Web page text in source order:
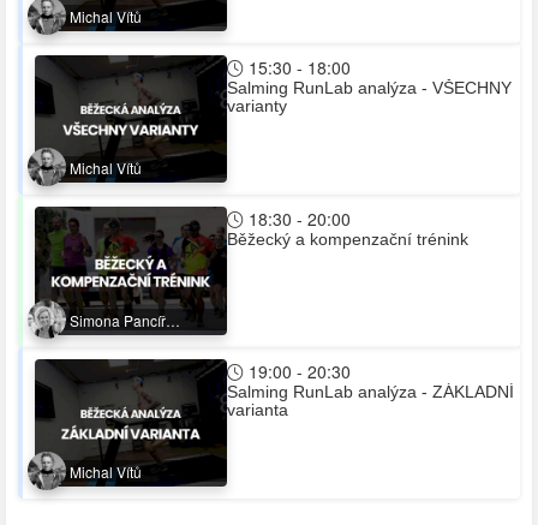
Michal Vítů
Michal Vítů
15:30 - 18:00
Salming RunLab analýza - VŠECHNY
varianty
Simona Pancíř
Švarcová
18:30 - 20:00
Běžecký a kompenzační trénink
Michal Vítů
19:00 - 20:30
Salming RunLab analýza - ZÁKLADNÍ
varianta